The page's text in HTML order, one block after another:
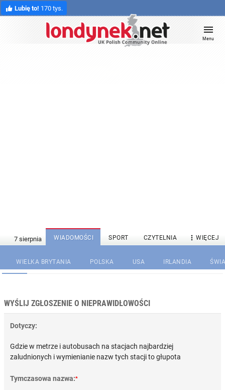
Lubię to! 170 tys.
Menu
WIADOMOŚCI SPORT CZYTELNIA  WIĘCEJ
WIELKA BRYTANIA POLSKA USA IRLANDIA
WYŚLIJ ZGŁOSZENIE O NIEPRAWIDŁOWOŚCI
Dotyczy:
Gdzie w metrze i autobusach na stacjach najbardziej
zaludnionych i wymienianie nazw tych stacji to głupota
Tymczasowa nazwa:*